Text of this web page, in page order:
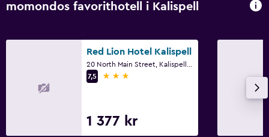
momondos favorithotell i Kalispell
Red Lion Hotel Kalispell
7,5
3 stjärnor
1 377 kr